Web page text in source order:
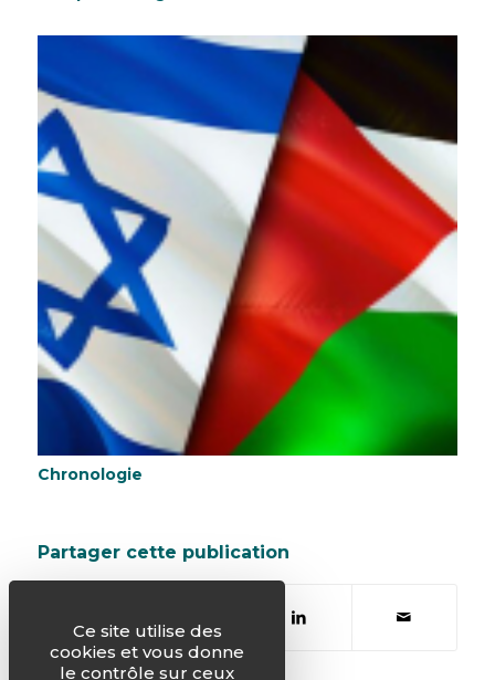
Chronologie
Partager cette publication
Ce site utilise des
cookies et vous donne
le contrôle sur ceux